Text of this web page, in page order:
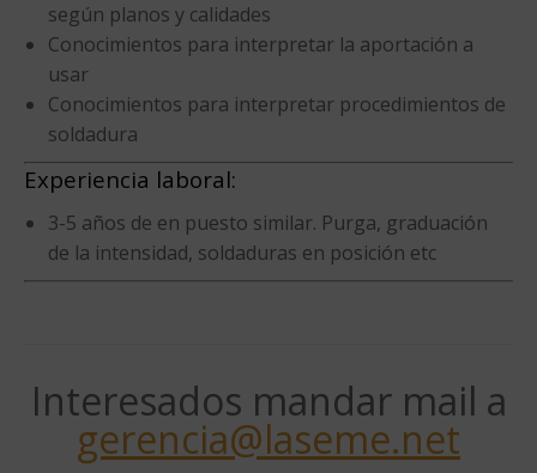
según planos y calidades
Conocimientos para interpretar la aportación a
usar
Conocimientos para interpretar procedimientos de
soldadura
Experiencia laboral:
3-5 años de en puesto similar. Purga, graduación
de la intensidad, soldaduras en posición etc
Interesados mandar mail a
gerencia@laseme.net